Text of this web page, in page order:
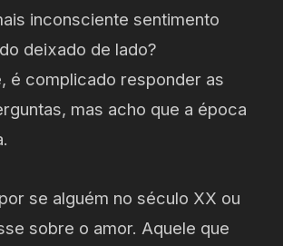
inconsciente sentimento
deixado de lado?
é complicado responder as
mas acho que a época
se alguém no século XX ou
sobre o amor. Aquele que